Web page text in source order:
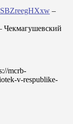
–
Чекмагушевский
mcrb-
v-respublike-